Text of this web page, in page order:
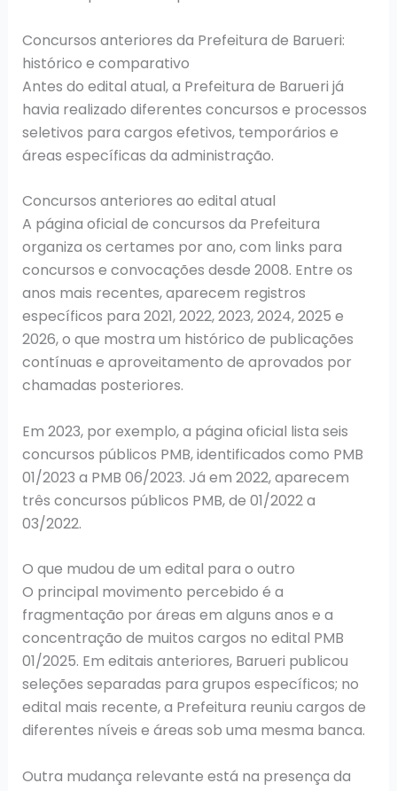
Concursos anteriores da Prefeitura de Barueri:
histórico e comparativo
Antes do edital atual, a Prefeitura de Barueri já
havia realizado diferentes concursos e processos
seletivos para cargos efetivos, temporários e
áreas específicas da administração.
Concursos anteriores ao edital atual
A página oficial de concursos da Prefeitura
organiza os certames por ano, com links para
concursos e convocações desde 2008. Entre os
anos mais recentes, aparecem registros
específicos para 2021, 2022, 2023, 2024, 2025 e
2026, o que mostra um histórico de publicações
contínuas e aproveitamento de aprovados por
chamadas posteriores.
Em 2023, por exemplo, a página oficial lista seis
concursos públicos PMB, identificados como PMB
01/2023 a PMB 06/2023. Já em 2022, aparecem
três concursos públicos PMB, de 01/2022 a
03/2022.
O que mudou de um edital para o outro
O principal movimento percebido é a
fragmentação por áreas em alguns anos e a
concentração de muitos cargos no edital PMB
01/2025. Em editais anteriores, Barueri publicou
seleções separadas para grupos específicos; no
edital mais recente, a Prefeitura reuniu cargos de
diferentes níveis e áreas sob uma mesma banca.
Outra mudança relevante está na presença da